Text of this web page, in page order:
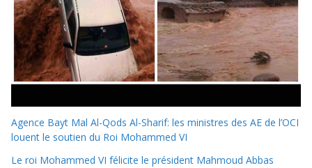
Agence Bayt Mal Al-Qods Al-Sharif: les ministres des AE de l’OCI
louent le soutien du Roi Mohammed VI
Le roi Mohammed VI félicite le président Mahmoud Abbas